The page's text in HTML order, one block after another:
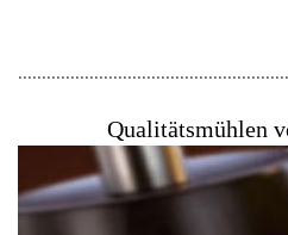
Qualitätsmühlen